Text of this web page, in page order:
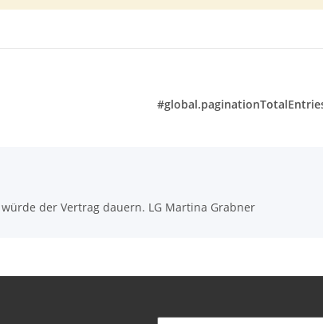
der Vertrag dauern. LG Martina Grabner